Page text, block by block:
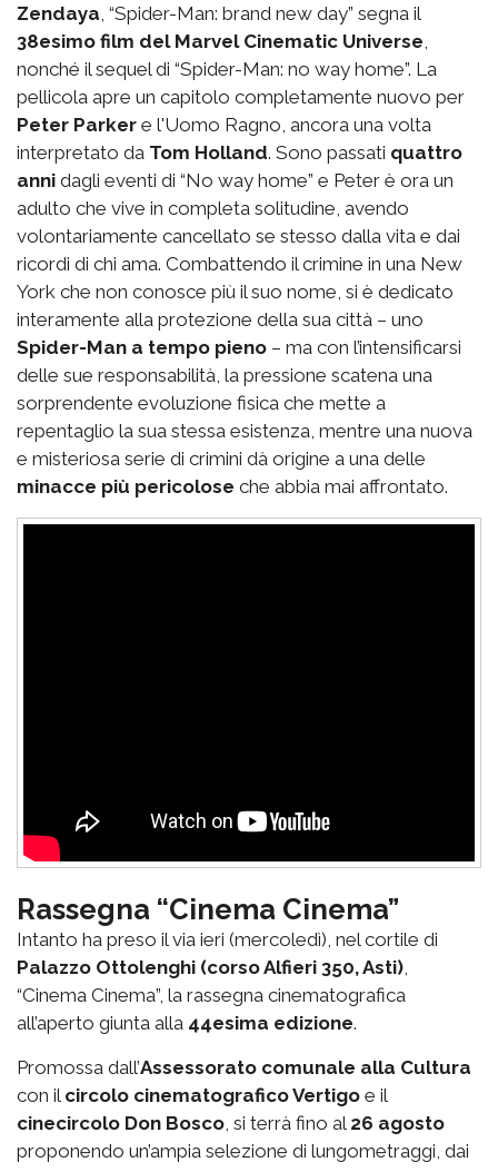
Zendaya , “Spider-Man: brand new day” segna il
38esimo film del Marvel Cinematic Universe
nonché il sequel di “Spider-Man: no way home”. La
pellicola apre un capitolo completamente nuovo per
Peter Parker e l'Uomo Ragno, ancora una volta
interpretato da Tom Holland. Sono passati quattro
anni dagli eventi di “No way home” e Peter è ora un
adulto che vive in completa solitudine, avendo
volontariamente cancellato se stesso dalla vita e dai
ricordi di chi ama. Combattendo il crimine in una New
York che non conosce più il suo nome, si è dedicato
interamente alla protezione della sua città – uno
Spider-Man a tempo pieno – ma con l’intensificarsi
delle sue responsabilità, la pressione scatena una
sorprendente evoluzione fisica che mette a
repentaglio la sua stessa esistenza, mentre una nuova
e misteriosa serie di crimini dà origine a una delle
minacce più pericolose che abbia mai affrontato.
Rassegna “Cinema Cinema”
Intanto ha preso il via ieri (mercoledì), nel cortile di
Palazzo Ottolenghi (corso Alfieri 350, Asti)
“Cinema Cinema”, la rassegna cinematografica
all’aperto giunta alla 44esima edizione.
Promossa dall’Assessorato comunale alla Cultura
con il circolo cinematografico Vertigo e il
cinecircolo Don Bosco , si terrà fino al 26 agosto
proponendo un’ampia selezione di lungometraggi, dai